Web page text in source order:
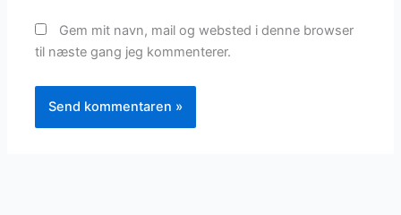
Gem mit navn, mail og websted i denne browser
til næste gang jeg kommenterer.